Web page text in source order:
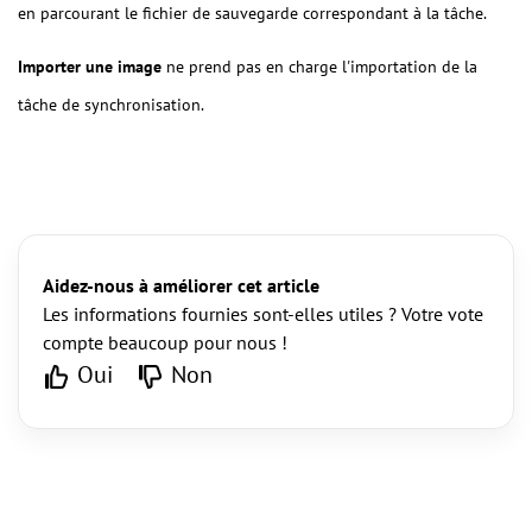
en parcourant le fichier de sauvegarde correspondant à la tâche.
Importer une image ne prend pas en charge l'importation de la
tâche de synchronisation.
Aidez-nous à améliorer cet article
Les informations fournies sont-elles utiles ? Votre vote
compte beaucoup pour nous !
Oui Non